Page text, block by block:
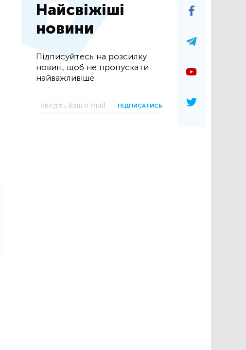
Найсвіжіші
новини
Підписуйтесь на розсилку
новин, щоб не пропускати
найважливіше
ПІДПИСАТИСЬ